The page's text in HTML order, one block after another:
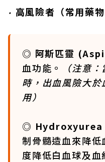
‧ 高風險者（常用藥物
◎ 阿斯匹靈
血功能。
（注意
時，出血風險大
用）
◎ Hydroxyurea
制骨髓造血來降
度降低白血球及血